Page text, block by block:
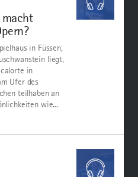
macht
in Füssen,
liegt,
in
Ufer des
teilhaben an
wie...